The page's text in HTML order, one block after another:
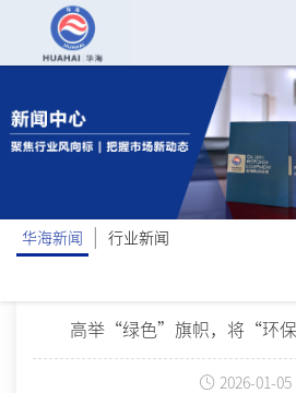
华海新闻 行业新闻
高举“绿色”旗帜，将“环
2026-01-05